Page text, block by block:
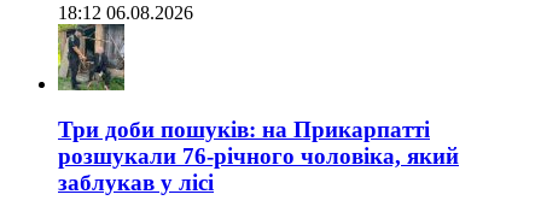
18:12 06.08.2026
Три доби пошуків: на Прикарпатті
розшукали 76-річного чоловіка, який
заблукав у лісі